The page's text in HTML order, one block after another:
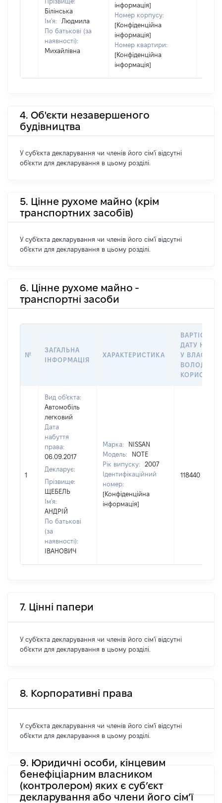
Білінська
Ім'я:
Людмила
По батькові (за
наявності):
Михайлівна
інформація]
Номер корпусу:
[Конфіденційна
інформація]
Номер квартири:
[Конфіденційна
інформація]
4. Об'єкти незавершеного
будівництва
У суб'єкта декларування чи членів його сім'ї відсутні
об'єкти для декларування в цьому розділі.
5. Цінне рухоме майно (крім
транспортних засобів)
У суб'єкта декларування чи членів його сім'ї відсутні
об'єкти для декларування в цьому розділі.
6. Цінне рухоме майно -
транспортні засоби
№
ЗАГАЛЬНА
ІНФОРМАЦІЯ
ХАРАКТЕРИСТИКА
ВАРТІСТЬ
ДАТУ
У
1
Вид об'єкта:
Автомобіль
легковий
Дата
набуття
права:
06.09.2017
Декларує:
Прізвище:
ЩЕБЕЛЬ
Ім'я:
АНДРІЙ
По батькові
(за
наявності):
ІВАНОВИЧ
Марка:
NISSAN
Модель:
NOTE
Рік випуску:
2007
Ідентифікаційний
номер:
[Конфіденційна
інформація]
118440
7. Цінні папери
У суб'єкта декларування чи членів його сім'ї відсутні
об'єкти для декларування в цьому розділі.
8. Корпоративні права
У суб'єкта декларування чи членів його сім'ї відсутні
об'єкти для декларування в цьому розділі.
9. Юридичні особи, кінцевим
бенефіціарним власником
(контролером) яких є суб’єкт
декларування або члени його сім’ї